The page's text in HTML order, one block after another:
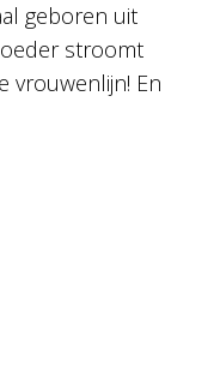
geboren uit
stroomt
vrouwenlijn! En